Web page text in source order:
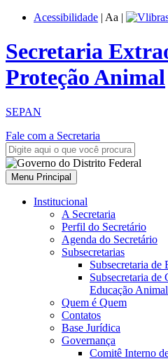
Acessibilidade | Aa |
Secretaria
Proteção Animal
SEPAN
Fale com a Secretaria
Menu Principal
Institucional
A Secretaria
Perfil do Secretário
Agenda do Secretário
Subsecretarias
Subsecretaria de
Subsecretaria de
Educação
Quem é Quem
Contatos
Base Jurídica
Governança
Comitê Interno